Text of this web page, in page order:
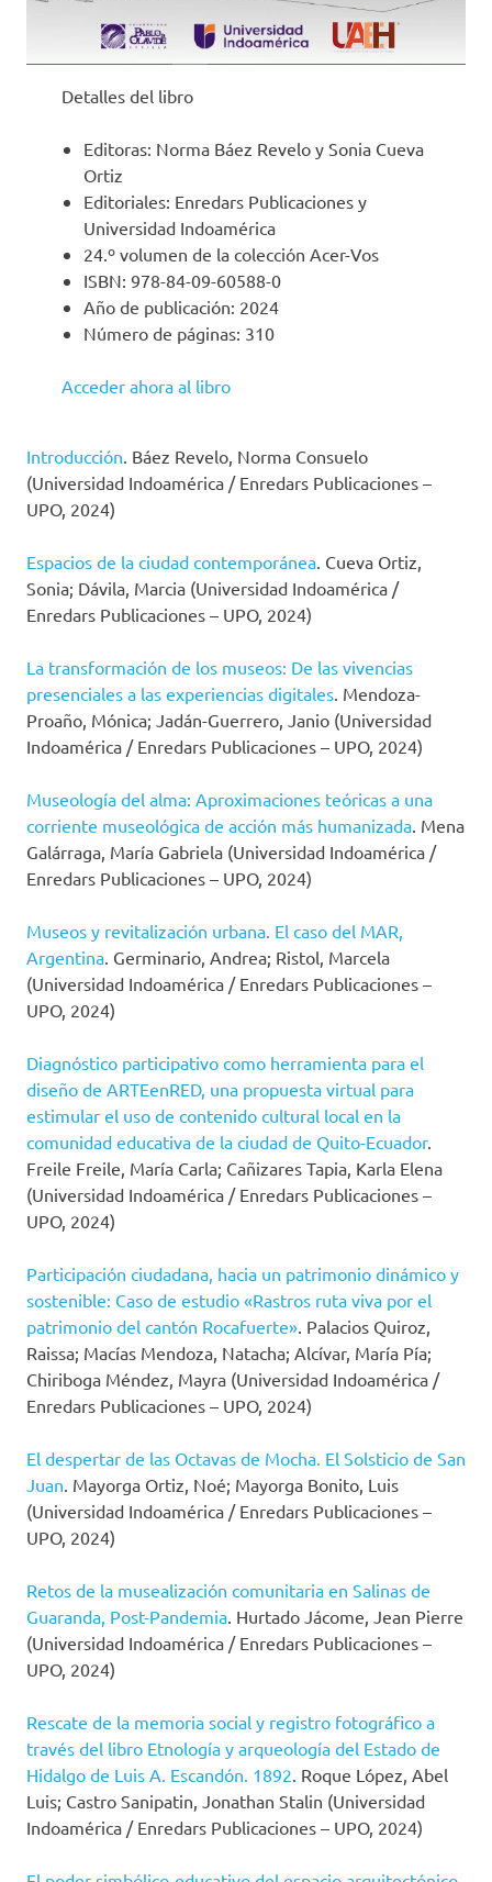
Detalles del libro
Editoras: Norma Báez Revelo y Sonia Cueva
Ortiz
Editoriales: Enredars Publicaciones y
Universidad Indoamérica
24.º volumen de la colección Acer-Vos
ISBN: 978-84-09-60588-0
Año de publicación: 2024
Número de páginas: 310
Acceder ahora al libro
Introducción. Báez Revelo, Norma Consuelo
(Universidad Indoamérica / Enredars Publicaciones –
UPO, 2024)
Espacios de la ciudad contemporánea. Cueva Ortiz,
Sonia; Dávila, Marcia (Universidad Indoamérica /
Enredars Publicaciones – UPO, 2024)
La transformación de los museos: De las vivencias
presenciales a las experiencias digitales. Mendoza-
Proaño, Mónica; Jadán-Guerrero, Janio (Universidad
Indoamérica / Enredars Publicaciones – UPO, 2024)
Museología del alma: Aproximaciones teóricas a una
corriente museológica de acción más humanizada. Mena
Galárraga, María Gabriela (Universidad Indoamérica /
Enredars Publicaciones – UPO, 2024)
Museos y revitalización urbana. El caso del MAR,
Argentina. Germinario, Andrea; Ristol, Marcela
(Universidad Indoamérica / Enredars Publicaciones –
UPO, 2024)
Diagnóstico participativo como herramienta para el
diseño de ARTEenRED, una propuesta virtual para
estimular el uso de contenido cultural local en la
comunidad educativa de la ciudad de Quito-Ecuador.
Freile Freile, María Carla; Cañizares Tapia, Karla Elena
(Universidad Indoamérica / Enredars Publicaciones –
UPO, 2024)
Participación ciudadana, hacia un patrimonio dinámico y
sostenible: Caso de estudio «Rastros ruta viva por el
patrimonio del cantón Rocafuerte». Palacios Quiroz,
Raissa; Macías Mendoza, Natacha; Alcívar, María Pía;
Chiriboga Méndez, Mayra (Universidad Indoamérica /
Enredars Publicaciones – UPO, 2024)
El despertar de las Octavas de Mocha. El Solsticio de San
Juan. Mayorga Ortiz, Noé; Mayorga Bonito, Luis
(Universidad Indoamérica / Enredars Publicaciones –
UPO, 2024)
Retos de la musealización comunitaria en Salinas de
Guaranda, Post-Pandemia. Hurtado Jácome, Jean Pierre
(Universidad Indoamérica / Enredars Publicaciones –
UPO, 2024)
Rescate de la memoria social y registro fotográfico a
través del libro Etnología y arqueología del Estado de
Hidalgo de Luis A. Escandón. 1892. Roque López, Abel
Luis; Castro Sanipatin, Jonathan Stalin (Universidad
Indoamérica / Enredars Publicaciones – UPO, 2024)